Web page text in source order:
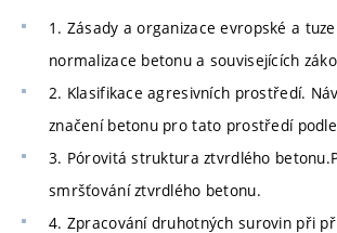
1. Zásady a organizace evropské a
normalizace betonu a souvisejících
2. Klasifikace agresivních prostředí.
značení betonu pro tato prostředí podle
3. Pórovitá struktura ztvrdlého
smršťování ztvrdlého betonu.
4. Zpracování druhotných surovin při